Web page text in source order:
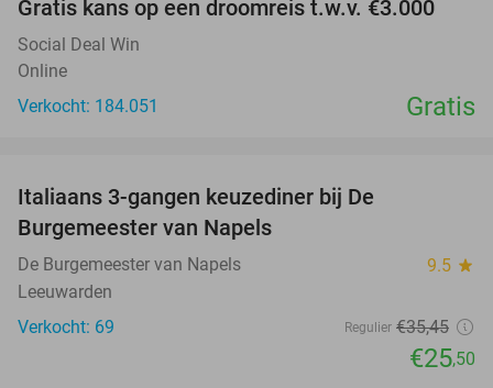
Gratis kans op een droomreis t.w.v. €3.000
Social Deal Win
Online
Verkocht: 184.051
Gratis
Italiaans 3-gangen keuzediner bij De
Burgemeester van Napels
De Burgemeester van Napels 9.5 star
Leeuwarden
Verkocht: 69
Regulier €35,45
€25,50